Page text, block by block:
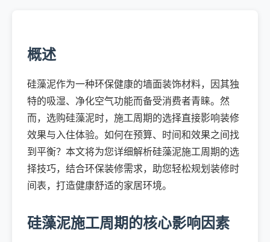
概述
硅藻泥作为一种环保健康的墙面装饰材料，因其独
特的吸湿、净化空气功能而备受消费者青睐。然
而，选购硅藻泥时，施工周期的选择直接影响装修
效果与入住体验。如何在预算、时间和效果之间找
到平衡？本文将为您详细解析硅藻泥施工周期的选
择技巧，结合环保装修需求，助您轻松规划装修时
间表，打造健康舒适的家居环境。
硅藻泥施工周期的核心影响因素